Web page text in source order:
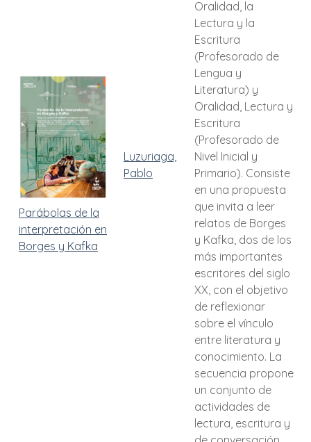
Parábolas de la
interpretación en
Borges y Kafka
Luzuriaga,
Pablo
Oralidad, la
Lectura y la
Escritura
(Profesorado de
Lengua y
Literatura) y
Oralidad, Lectura y
Escritura
(Profesorado de
Nivel Inicial y
Primario). Consiste
en una propuesta
que invita a leer
relatos de Borges
y Kafka, dos de los
más importantes
escritores del siglo
XX, con el objetivo
de reflexionar
sobre el vínculo
entre literatura y
conocimiento. La
secuencia propone
un conjunto de
actividades de
lectura, escritura y